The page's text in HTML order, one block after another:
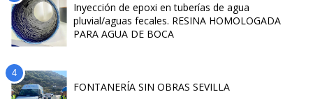
Inyección de epoxi en tuberías de agua
pluvial/aguas fecales. RESINA HOMOLOGADA
PARA AGUA DE BOCA
FONTANERÍA SIN OBRAS SEVILLA